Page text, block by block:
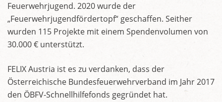
Feuerwehrjugend. 2020 wurde der
„Feuerwehrjugendfördertopf“ geschaffen. Seither
wurden 115 Projekte mit einem Spendenvolumen von
30.000 € unterstützt.
FELIX Austria ist es zu verdanken, dass der
Österreichische Bundesfeuerwehrverband im Jahr 2017
den ÖBFV-Schnellhilfefonds gegründet hat.